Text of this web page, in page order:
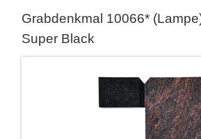
Grabdenkmal 10066*
Super Black